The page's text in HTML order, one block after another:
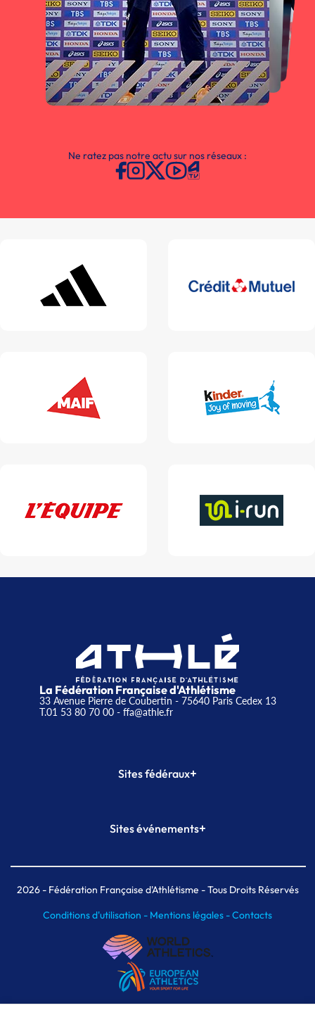
Ne ratez pas notre actu sur nos réseaux :
La Fédération Française d'Athlétisme
33 Avenue Pierre de Coubertin - 75640 Paris Cedex 13
T.01 53 80 70 00- ffa@athle.fr
Sites fédéraux+
Plateforme Formation
Sites événements+
Meeting de Paris indoor
MAIF Ekiden de Paris
2026- Fédération Française d'Athlétisme - Tous Droits Réservés
Conditions d'utilisation - Mentions légales -Contacts